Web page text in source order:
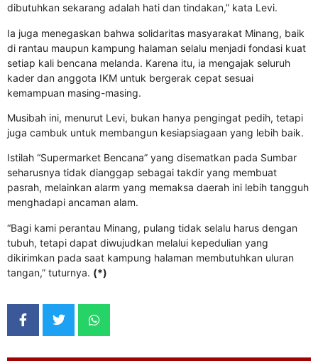
dibutuhkan sekarang adalah hati dan tindakan,” kata Levi.
Ia juga menegaskan bahwa solidaritas masyarakat Minang, baik
di rantau maupun kampung halaman selalu menjadi fondasi kuat
setiap kali bencana melanda. Karena itu, ia mengajak seluruh
kader dan anggota IKM untuk bergerak cepat sesuai
kemampuan masing-masing.
Musibah ini, menurut Levi, bukan hanya pengingat pedih, tetapi
juga cambuk untuk membangun kesiapsiagaan yang lebih baik.
Istilah “Supermarket Bencana” yang disematkan pada Sumbar
seharusnya tidak dianggap sebagai takdir yang membuat
pasrah, melainkan alarm yang memaksa daerah ini lebih tangguh
menghadapi ancaman alam.
“Bagi kami perantau Minang, pulang tidak selalu harus dengan
tubuh, tetapi dapat diwujudkan melalui kepedulian yang
dikirimkan pada saat kampung halaman membutuhkan uluran
tangan,” tuturnya. (*)